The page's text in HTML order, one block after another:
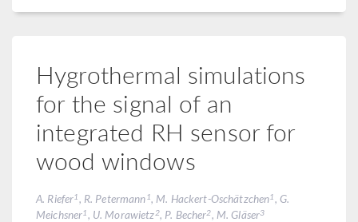
Hygrothermal simulations
for the signal of an
integrated RH sensor for
wood windows
A. Riefer1, R. Petermann 1, M. Hackert-Oschätzchen1, G.
Meichsner1, U. Morawietz2, P. Becher2, M. Gläser3